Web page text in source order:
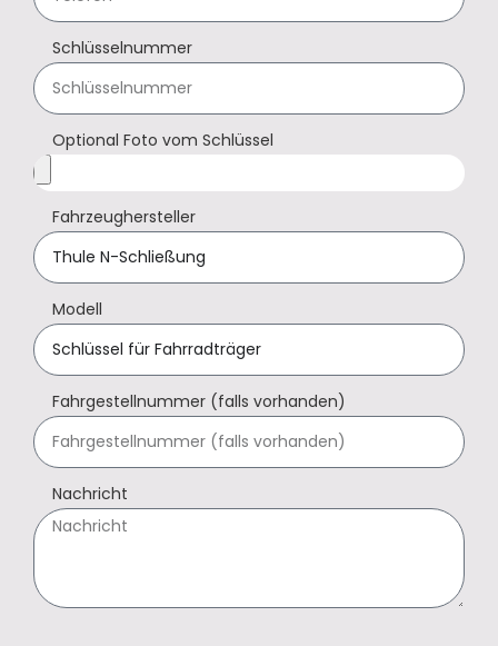
Schlüsselnummer
Optional Foto vom Schlüssel
Fahrzeughersteller
Modell
Fahrgestellnummer (falls vorhanden)
Nachricht